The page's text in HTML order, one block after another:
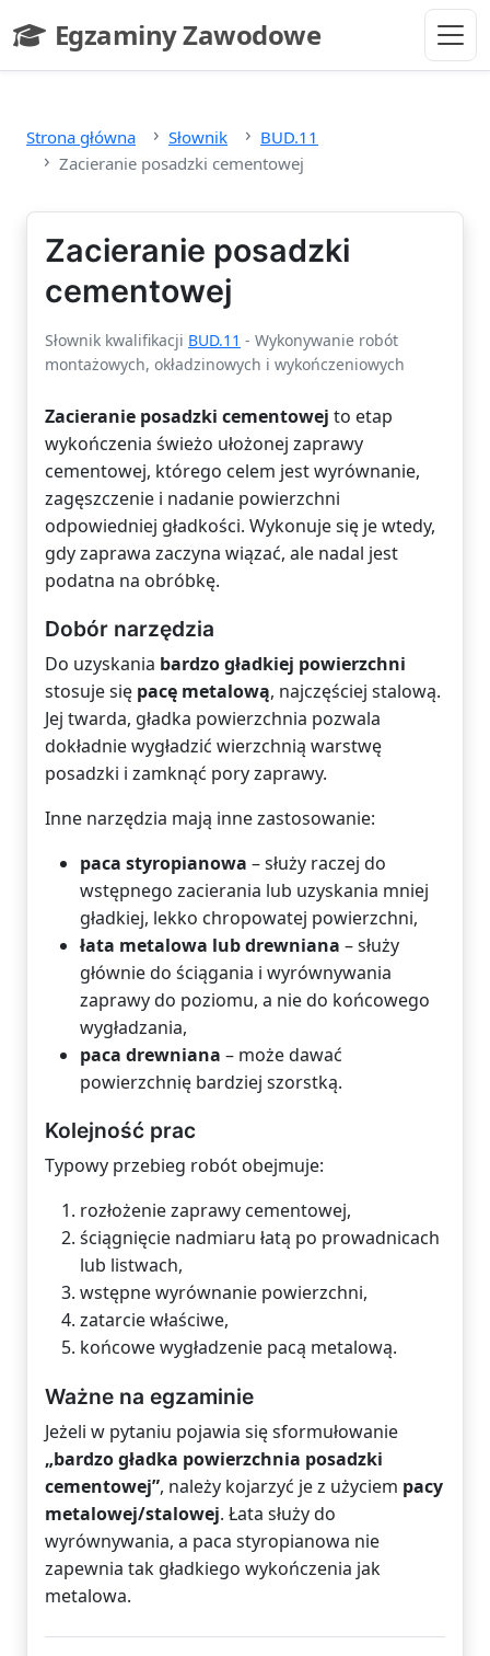
Egzaminy Zawodowe
- strona główna
Strona główna Słownik
BUD.11
Zacieranie posadzki cementowej
Zacieranie posadzki
cementowej
Słownik kwalifikacji BUD.11 - Wykonywanie robót
montażowych, okładzinowych i wykończeniowych
Zacieranie posadzki cementowej to etap
wykończenia świeżo ułożonej zaprawy
cementowej, którego celem jest wyrównanie,
zagęszczenie i nadanie powierzchni
odpowiedniej gładkości. Wykonuje się je wtedy,
gdy zaprawa zaczyna wiązać, ale nadal jest
podatna na obróbkę.
Dobór narzędzia
Do uzyskania bardzo gładkiej powierzchni
stosuje się pacę metalową, najczęściej stalową.
Jej twarda, gładka powierzchnia pozwala
dokładnie wygładzić wierzchnią warstwę
posadzki i zamknąć pory zaprawy.
Inne narzędzia mają inne zastosowanie:
paca styropianowa – służy raczej do
wstępnego zacierania lub uzyskania mniej
gładkiej, lekko chropowatej powierzchni,
łata metalowa lub drewniana – służy
głównie do ściągania i wyrównywania
zaprawy do poziomu, a nie do końcowego
wygładzania,
paca drewniana – może dawać
powierzchnię bardziej szorstką.
Kolejność prac
Typowy przebieg robót obejmuje:
rozłożenie zaprawy cementowej,
ściągnięcie nadmiaru łatą po prowadnicach
lub listwach,
wstępne wyrównanie powierzchni,
zatarcie właściwe,
końcowe wygładzenie pacą metalową.
Ważne na egzaminie
Jeżeli w pytaniu pojawia się sformułowanie
„bardzo gładka powierzchnia posadzki
cementowej”, należy kojarzyć je z użyciem pacy
metalowej/stalowej. Łata służy do
wyrównywania, a paca styropianowa nie
zapewnia tak gładkiego wykończenia jak
metalowa.